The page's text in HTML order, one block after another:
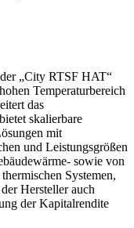
„City RTSF HAT“
Temperaturbereich
das
skalierbare
mit
und Leistungsgrößen
sowie von
Systemen,
Hersteller auch
der Kapitalrendite